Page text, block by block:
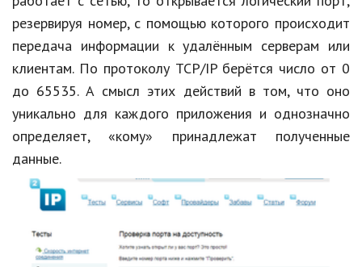
Наука и техника
Политика
Образование
В мире
Культура
Авто, мото
Спорт
Знаменитости
резервируя номер, с помощью которого происходит
передача информации к удалённым серверам или
клиентам. По протоколу TCP/IP берётся число от 0
до 65535. А смысл этих действий в том, что оно
уникально для каждого приложения и однозначно
определяет, «кому» принадлежат полученные
данные.